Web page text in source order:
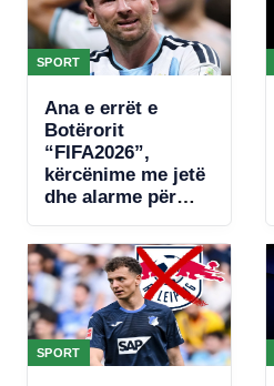
SPORT
Ana e errët e
Botërorit
“FIFA2026”,
kërcënime me jetë
dhe alarme për
plani për të vrarë
Leo Messin
SPORT